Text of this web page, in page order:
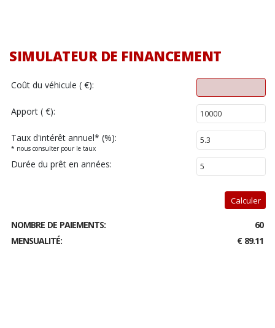
SIMULATEUR DE FINANCEMENT
Coût du véhicule ( €):
Apport ( €):
Taux d'intérêt annuel* (%):
* nous consulter pour le taux
Durée du prêt en années:
Calculer
NOMBRE DE PAIEMENTS:
60
MENSUALITÉ:
€ 89.11